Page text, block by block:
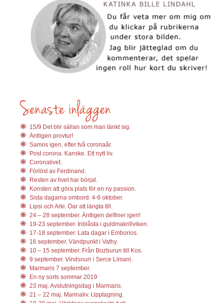
15/9 Det blir sällan som man tänkt sig.
Äntligen provtur!
Samos igen, efter två coronaår.
Post corona. Kanske. Ett nytt liv.
Coronalivet.
Förlöst av Ferdinand.
Resten av livet har börjat.
Konsten att göra plats för en ny passion.
Sista dagarna ombord. 4-6 oktober.
Lipsi och Arki. Öar att längta till.
24 – 28 september. Äntligen delfiner igen!
19-23 september. Inblåsta i guldmakrillviken.
17-18 september. Lata dagar i Emborios.
16 september. Vändpunkt i Vathy.
10 – 15 september. Från Bozburun till Kos.
9 september. Vindsnurr i Serce Limani.
Marmaris 7 september.
En ny sorts sommar 2019
23 maj. Avslutningsdag i Marmaris.
21 – 22 maj. Marinaliv. Upptagning.